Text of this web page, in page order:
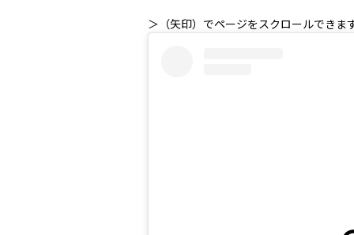
＞（矢印）でページをスクロールできます